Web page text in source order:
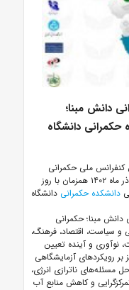
دانش مبنا؛
دانشگاه
کنفرانس ملی حکمرانی
دانش مبنا؛ حکمرانی سرزمینی روز یکشنبه ۱۲ آذر ماه ۱۴۰۲ همزمان با روز
دانشکده حکمرانی دانشگاه
مبنا؛ حکمرانی
و سیاست، اقتصاد، فرهنگ،
نوآوری و آینده تعیین
رویکردهای آزمایشگاهی
مسئله‌های ناترازی انرژی،
و کاهش منابع آب